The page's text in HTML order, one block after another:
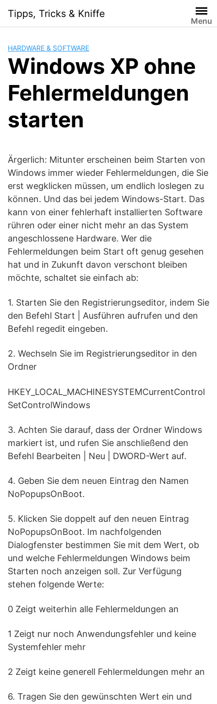
content
Tipps, Tricks & Kniffe
Menu
HARDWARE & SOFTWARE
Windows XP ohne
Fehlermeldungen
starten
Ärgerlich: Mitunter erscheinen beim Starten von
Windows immer wieder Fehlermeldungen, die Sie
erst wegklicken müssen, um endlich loslegen zu
können. Und das bei jedem Windows-Start. Das
kann von einer fehlerhaft installierten Software
rühren oder einer nicht mehr an das System
angeschlossene Hardware. Wer die
Fehlermeldungen beim Start oft genug gesehen
hat und in Zukunft davon verschont bleiben
möchte, schaltet sie einfach ab:
1. Starten Sie den Registrierungseditor, indem Sie
den Befehl Start | Ausführen aufrufen und den
Befehl regedit eingeben.
2. Wechseln Sie im Registrierungseditor in den
Ordner
HKEY_LOCAL_MACHINESYSTEMCurrentControl
SetControlWindows
3. Achten Sie darauf, dass der Ordner Windows
markiert ist, und rufen Sie anschließend den
Befehl Bearbeiten | Neu | DWORD-Wert auf.
4. Geben Sie dem neuen Eintrag den Namen
NoPopupsOnBoot.
5. Klicken Sie doppelt auf den neuen Eintrag
NoPopupsOnBoot. Im nachfolgenden
Dialogfenster bestimmen Sie mit dem Wert, ob
und welche Fehlermeldungen Windows beim
Starten noch anzeigen soll. Zur Verfügung
stehen folgende Werte:
0 Zeigt weiterhin alle Fehlermeldungen an
1 Zeigt nur noch Anwendungsfehler und keine
Systemfehler mehr
2 Zeigt keine generell Fehlermeldungen mehr an
6. Tragen Sie den gewünschten Wert ein und